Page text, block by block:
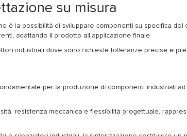
su misura
è la possibilità di sviluppare componenti su specifica
adattando il prodotto all’applicazione finale.
industriali dove sono richieste tolleranze precise e
per la produzione di componenti industriali
resistenza meccanica e flessibilità progettuale,